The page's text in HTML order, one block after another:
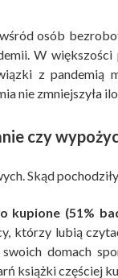
osób
W
z pandemią
nie zmniejszyła
czy
Skąd
kupione (51%
którzy lubią
domach
książki częściej